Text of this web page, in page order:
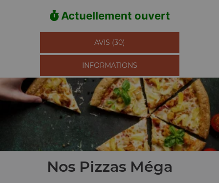
Actuellement ouvert
AVIS (30)
INFORMATIONS
Nos Pizzas Méga